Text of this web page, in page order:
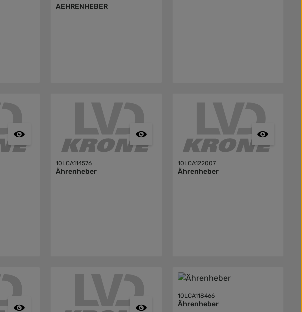
AEHRENHEBER
10LCA114576
Ährenheber
10LCA122007
Ährenheber
10LCA118466
Ährenheber